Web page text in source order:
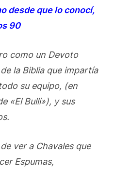
desde que lo conocí,
90
como un Devoto
la Biblia que impartía
su equipo, (en
«El Bulli»), y sus
ver a Chavales que
Espumas,